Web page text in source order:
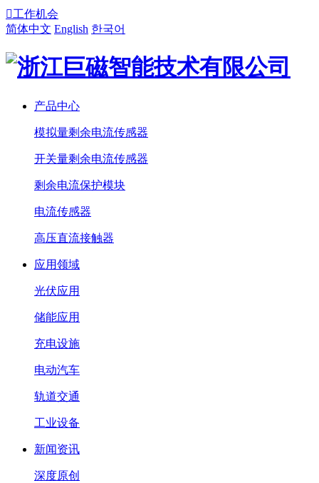
工作机会
简体中文 English 한국어
产品中心
模拟量剩余电流传感器
开关量剩余电流传感器
剩余电流保护模块
电流传感器
高压直流接触器
应用领域
光伏应用
储能应用
充电设施
电动汽车
轨道交通
工业设备
新闻资讯
深度原创